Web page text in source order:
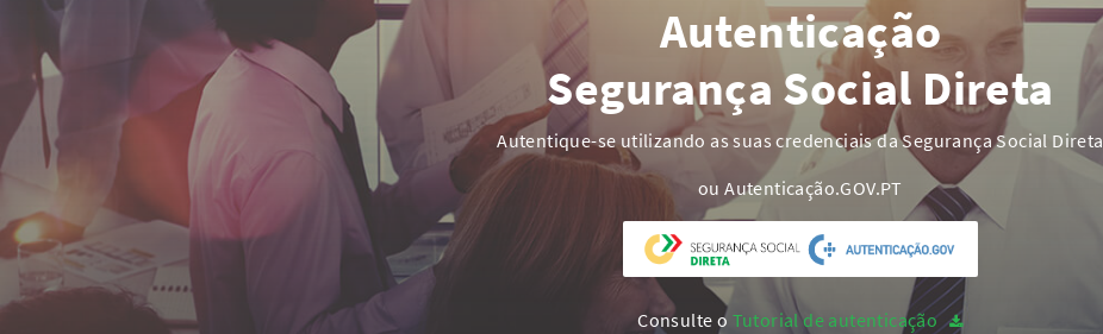
Autenticação
Segurança Social Direta
Autentique-se utilizando as suas credenciais da Segurança Social Direta
ou Autenticação.GOV.PT
Consulte o Tutorial de autenticação